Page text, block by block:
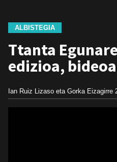
ALBISTEGIA
Ttanta
edizioa,
Ian Ruiz Lizaso eta Gorka Eizagirre